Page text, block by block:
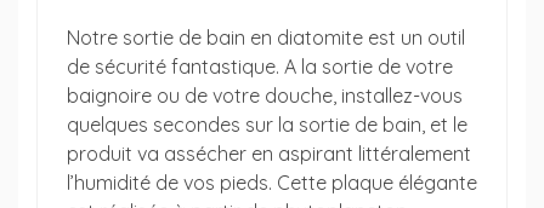
Notre sortie de bain en diatomite est un outil
de sécurité fantastique. A la sortie de votre
baignoire ou de votre douche, installez-vous
quelques secondes sur la sortie de bain, et le
produit va assécher en aspirant littéralement
l’humidité de vos pieds. Cette plaque élégante